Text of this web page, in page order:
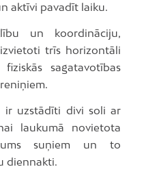
aktīvi pavadīt laiku.
un koordināciju,
trīs horizontāli
sagatavotības
ir uzstādīti divi soli ar
laukumā novietota
suņiem un to
diennakti.